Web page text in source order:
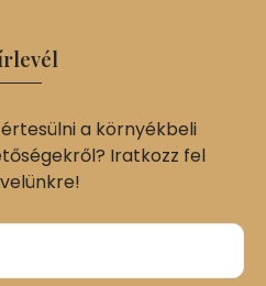
a környékbeli
Iratkozz fel